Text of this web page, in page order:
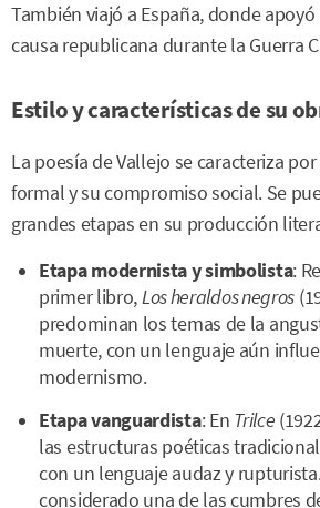
También viajó a España, donde
causa republicana durante la Guerra
Estilo y características de su
La poesía de Vallejo se caracteriza
formal y su compromiso social. Se
grandes etapas en su producción
Etapa modernista y simbolista:
primer libro,Los heraldos negros
predominan los temas de la
muerte, con un lenguaje aún
modernismo.
Etapa vanguardista: En Trilce
las estructuras poéticas
con un lenguaje audaz y
considerado una de las cumbres